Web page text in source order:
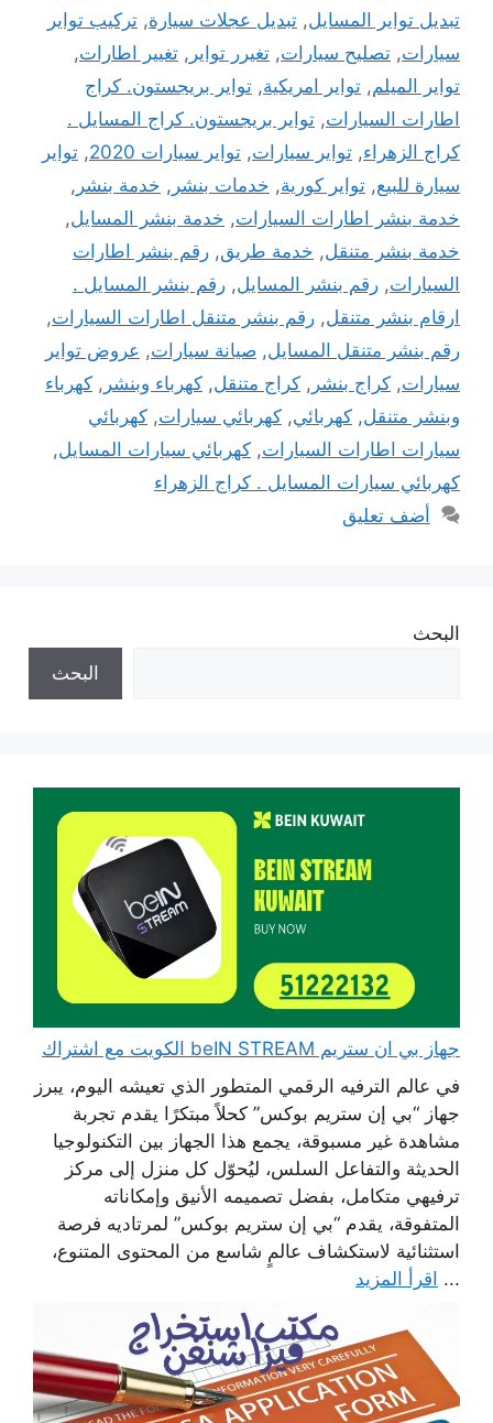
تبديل تواير المسايل, تبديل عجلات سيارة, تركيب تواير
سيارات, تصليح سيارات, تغيرر تواير , تغيير اطارات,
تواير الميلم, تواير امريكية, تواير بريجستون. كراج
اطارات السيارات, تواير بريجستون. كراج المسايل .
كراج الزهراء, تواير سيارات, تواير سيارات 2020 , تواير
سيارة للبيع, تواير كورية, خدمات بنشر , خدمة بنشر ,
خدمة بنشر اطارات السيارات, خدمة بنشر المسايل,
خدمة بنشر متنقل, خدمة طريق, رقم بنشر اطارات
السيارات, رقم بنشر المسايل, رقم بنشر المسايل .
ارقام بنشر متنقل, رقم بنشر متنقل اطارات السيارات,
رقم بنشر متنقل المسايل, صيانة سيارات, عروض تواير
سيارات, كراج بنشر , كراج متنقل, كهرباء وبنشر , كهرباء
وبنشر متنقل, كهربائي, كهربائي سيارات, كهربائي
سيارات اطارات السيارات, كهربائي سيارات المسايل,
كهربائي سيارات المسايل . كراج الزهراء
أضف تعليق
البحث
البحث
جهاز بي ان ستريم beIN STREAM الكويت مع اشتراك
في عالم الترفيه الرقمي المتطور الذي تعيشه اليوم، يبرز
جهاز “بي إن ستريم بوكس” كحلاً مبتكرًا يقدم تجربة
مشاهدة غير مسبوقة، يجمع هذا الجهاز بين التكنولوجيا
الحديثة والتفاعل السلس، ليُحوّل كل منزل إلى مركز
ترفيهي متكامل، بفضل تصميمه الأنيق وإمكاناته
المتفوقة، يقدم “بي إن ستريم بوكس” لمرتاديه فرصة
استثنائية لاستكشاف عالمٍ شاسع من المحتوى المتنوع،
... اقرأ المزيد